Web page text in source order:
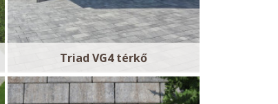
Triad VG4 térkő